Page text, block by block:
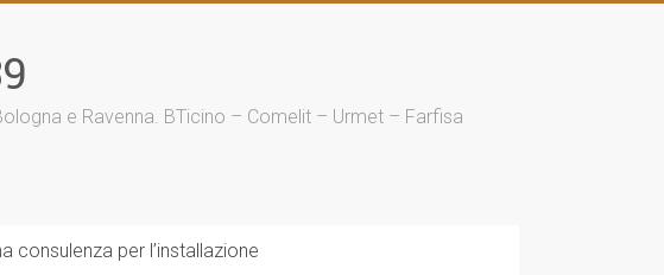
e Ravenna. BTicino – Comelit – Urmet – Farfisa
consulenza per l’installazione